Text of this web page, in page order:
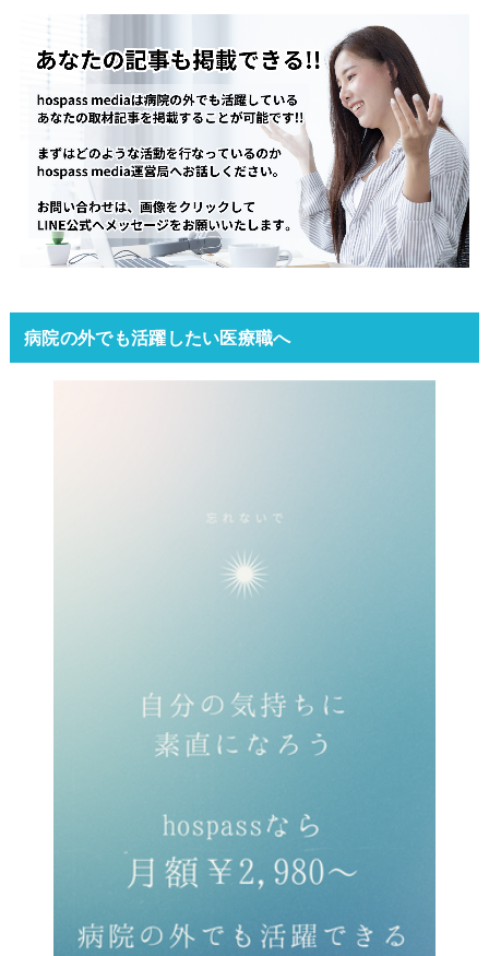
病院の外でも活躍したい医療職へ